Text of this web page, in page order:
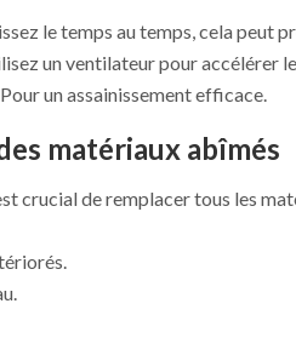
le temps au temps, cela peut
un ventilateur pour accélérer
un assainissement efficace.
matériaux abîmés
crucial de remplacer tous les